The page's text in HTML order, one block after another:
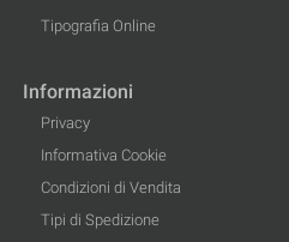
Tipografia Online
Informazioni
Privacy
Informativa Cookie
Condizioni di Vendita
Tipi di Spedizione